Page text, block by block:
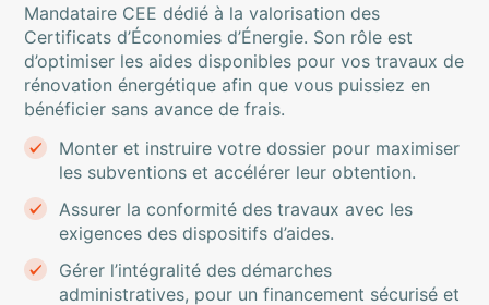
Mandataire CEE dédié à la valorisation des
Certificats d’Économies d’Énergie. Son rôle est
d’optimiser les aides disponibles pour vos travaux de
rénovation énergétique afin que vous puissiez en
bénéficier sans avance de frais.
Monter et instruire votre dossier pour maximiser
les subventions et accélérer leur obtention.
Assurer la conformité des travaux avec les
exigences des dispositifs d’aides.
Gérer l’intégralité des démarches
administratives, pour un financement sécurisé et